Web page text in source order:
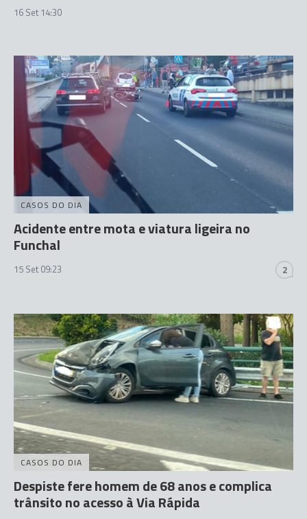
16 Set 14:30
CASOS DO DIA
Acidente entre mota e viatura ligeira no
Funchal
15 Set 09:23 2
CASOS DO DIA
Despiste fere homem de 68 anos e complica
trânsito no acesso à Via Rápida